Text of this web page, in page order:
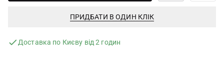
ПРИДБАТИ В ОДИН КЛІК
Доставка по Києву від 2 годин